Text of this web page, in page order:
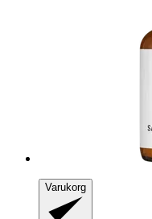
Varukorg